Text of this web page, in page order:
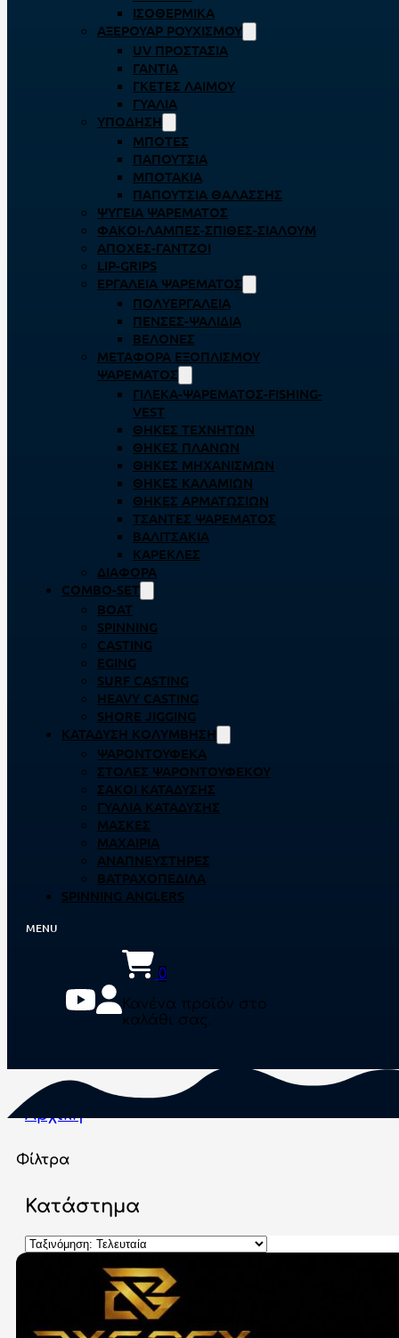
ΙΣΟΘΕΡΜΙΚΆ
ΑΞΕΡΟΥΆΡ ΡΟΥΧΙΣΜΟΎ
UV ΠΡΟΣΤΑΣΊΑ
ΓΆΝΤΙΑ
ΓΚΈΤΕΣ ΛΑΊΜΟΥ
ΓΥΑΛΙΆ
ΥΠΌΔΗΣΗ
ΜΠΌΤΕΣ
ΠΑΠΟΎΤΣΙΑ
ΜΠΟΤΆΚΙΑ
ΠΑΠΟΎΤΣΙΑ ΘΑΛΆΣΣΗΣ
ΨΥΓΕΊΑ ΨΑΡΈΜΑΤΟΣ
ΦΑΚΟΊ-ΛΆΜΠΕΣ-ΣΠΊΘΕΣ-ΣΊΑΛΟΥΜ
ΑΠΌΧΕΣ-ΓΆΝΤΖΟΙ
LIP-GRIPS
EΡΓΑΛΕΊΑ ΨΑΡΈΜΑΤΟΣ
ΠΟΛΥΕΡΓΑΛΕΊΑ
ΠΈΝΣΕΣ-ΨΑΛΊΔΙΑ
ΒΕΛΌΝΕΣ
ΜΕΤΑΦΟΡΆ ΕΞΟΠΛΙΣΜΟΎ
ΨΑΡΈΜΑΤΟΣ
ΓΙΛΈΚΑ-ΨΑΡΈΜΑΤΟΣ-FISHING-
VEST
ΘΉΚΕΣ ΤΕΧΝΗΤΏΝ
ΘΉΚΕΣ ΠΛΆΝΩΝ
ΘΉΚΕΣ ΜΗΧΑΝΙΣΜΏΝ
ΘΉΚΕΣ ΚΑΛΑΜΙΏΝ
ΘΉΚΕΣ ΑΡΜΑΤΩΣΙΏΝ
ΤΣΆΝΤΕΣ ΨΑΡΈΜΑΤΟΣ
ΒΑΛΙΤΣΆΚΙΑ
ΚΑΡΈΚΛΕΣ
ΔΙΆΦΟΡΑ
COMBO-SET
BOAT
SPINNING
CASTING
EGING
SURF CASTING
HEAVY CASTING
SHORE JIGGING
ΚΑΤΆΔΥΣΗ ΚΟΛΎΜΒΗΣΗ
ΨΑΡΟΝΤΟΎΦΕΚΑ
ΣΤΟΛΈΣ ΨΑΡΟΝΤΟΎΦΕΚΟΥ
ΣΆΚΟΙ ΚΑΤΆΔΥΣΗΣ
ΓΥΑΛΙΆ ΚΑΤΆΔΥΣΗΣ
ΜΆΣΚΕΣ
ΜΑΧΑΊΡΙΑ
ΑΝΑΠΝΕΥΣΤΉΡΕΣ
ΒΑΤΡΑΧΟΠΈΔΙΛΑ
SPINNING ANGLERS
0
Κανένα προϊόν στο
καλάθι σας.
Αρχική
Φίλτρα
Κατάστημα